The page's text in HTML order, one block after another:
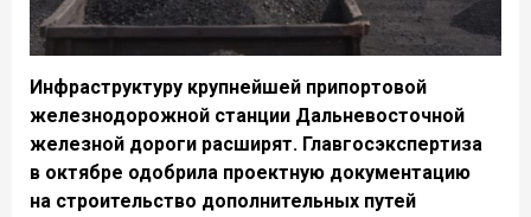
Инфраструктуру крупнейшей припортовой
железнодорожной станции Дальневосточной
железной дороги расширят. Главгосэкспертиза
в октябре одобрила проектную документацию
на строительство дополнительных путей